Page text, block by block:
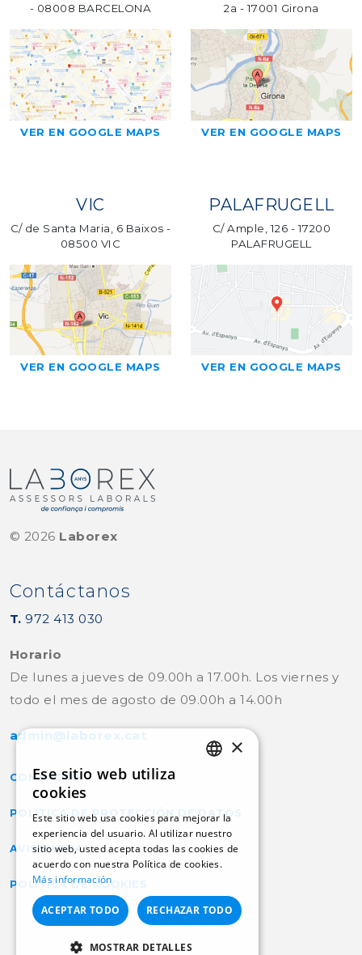
- 08008 BARCELONA
VER EN GOOGLE MAPS
2a - 17001 Girona
VER EN GOOGLE MAPS
VIC
C/ de Santa Maria, 6 Baixos -
08500 VIC
VER EN GOOGLE MAPS
PALAFRUGELL
C/ Ample, 126 - 17200
PALAFRUGELL
VER EN GOOGLE MAPS
© 2026 Laborex
Contáctanos
T.972 413 030
Horario
De lunes a jueves de 09.00h a 17.00h. Los viernes y
todo el mes de agosto de 09.00h a 14.00h
admin@laborex.cat
CONTACTO
POLÍTICA DE PROTECCIÓN DE DATOS
AVISO LEGAL
POLÍTICA DE COOKIES
SPANISH
×
Ese sitio web utiliza
cookies
Este sitio web usa cookies para mejorar la
experiencia del usuario. Al utilizar nuestro
sitio web, usted acepta todas las cookies de
acuerdo con nuestra Política de cookies.
Más información
ACEPTAR TODO RECHAZAR TODO
MOSTRAR DETALLES